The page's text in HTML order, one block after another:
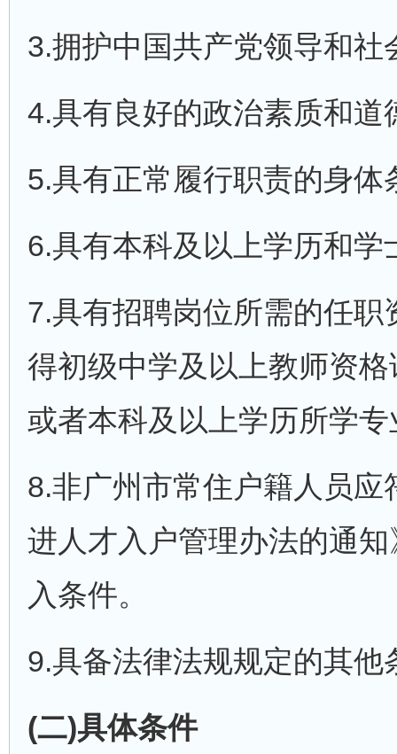
3.拥护中国共产党领导和社
4.具有良好的政治素质和道
5.具有正常履行职责的身
6.具有本科及以上学历和学
7.具有招聘岗位所需的任
得初级中学及以上教师资
或者本科及以上学历所学
8.非广州市常住户籍人员
进人才入户管理办法的通
入条件。
9.具备法律法规规定的其
(二)具体条件